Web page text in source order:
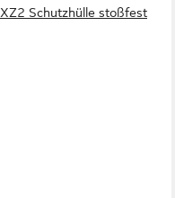
XZ2 Schutzhülle stoßfest